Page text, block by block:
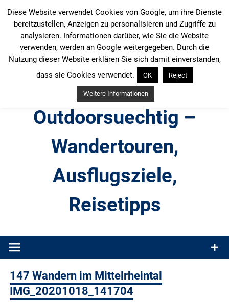
Inhalt
springen
Outdoorsuechtig –
Wandertouren,
Ausflugsziele,
Reisetipps
Produkttests und Buchrezensionen. Ein Blog für alle, die gern
147 Wandern im Mittelrheintal
IMG_20201018_141704
Diese Website verwendet Cookies von Google, um ihre Dienste
bereitzustellen, Anzeigen zu personalisieren und Zugriffe zu
analysieren. Informationen darüber, wie Sie die Website
verwenden, werden an Google weitergegeben. Durch die
Nutzung dieser Website erklären Sie sich damit einverstanden,
dass sie Cookies verwendet.
OK Reject
Weitere Informationen